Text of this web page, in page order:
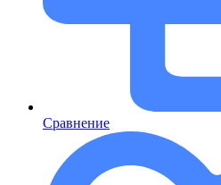
Сравнение